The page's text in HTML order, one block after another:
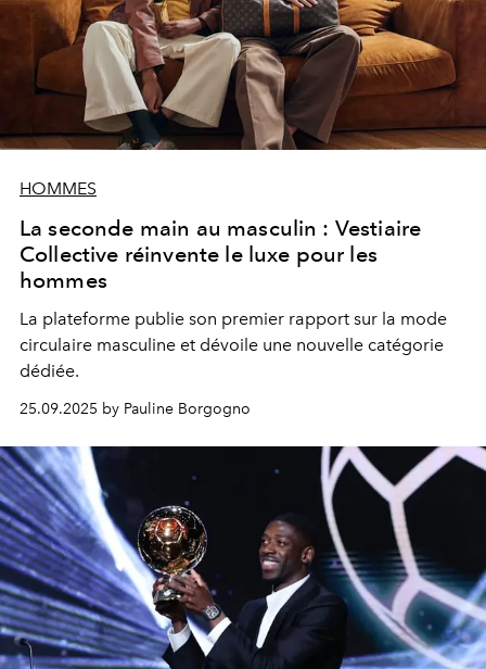
HOMMES
La seconde main au masculin : Vestiaire
Collective réinvente le luxe pour les
hommes
La plateforme publie son premier rapport sur la mode
circulaire masculine et dévoile une nouvelle catégorie
dédiée.
25.09.2025 by Pauline Borgogno